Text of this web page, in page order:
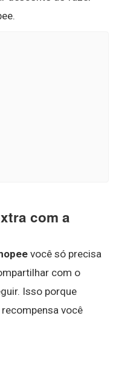
com a
você só precisa
com o
Isso porque
você